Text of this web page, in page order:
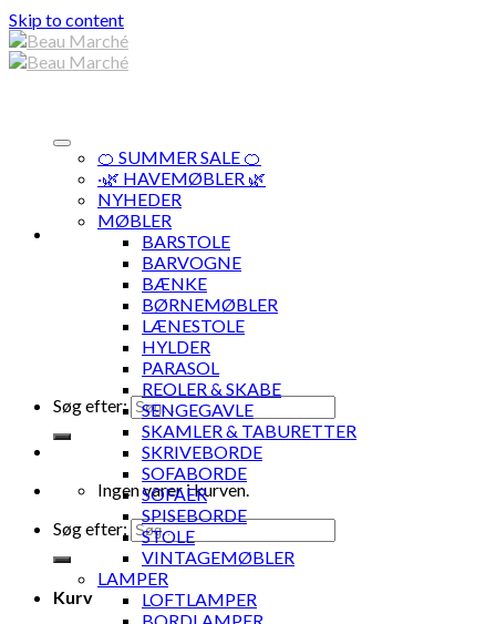
Skip to content
Søg efter:
Ingen varer i kurven.
Søg efter:
Kurv
🍊 SUMMER SALE 🍊
·🌿 HAVEMØBLER 🌿
NYHEDER
MØBLER
BARSTOLE
BARVOGNE
BÆNKE
BØRNEMØBLER
LÆNESTOLE
HYLDER
PARASOL
REOLER & SKABE
SENGEGAVLE
SKAMLER & TABURETTER
SKRIVEBORDE
SOFABORDE
SOFAER
SPISEBORDE
STOLE
VINTAGEMØBLER
LAMPER
LOFTLAMPER